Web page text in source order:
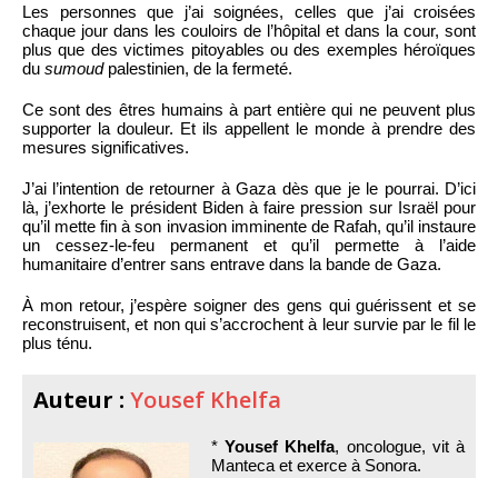
Les personnes que j’ai soignées, celles que j’ai croisées
chaque jour dans les couloirs de l’hôpital et dans la cour, sont
plus que des victimes pitoyables ou des exemples héroïques
du sumoudpalestinien, de la fermeté.
Ce sont des êtres humains à part entière qui ne peuvent plus
supporter la douleur. Et ils appellent le monde à prendre des
mesures significatives.
J’ai l’intention de retourner à Gaza dès que je le pourrai. D’ici
là, j’exhorte le président Biden à faire pression sur Israël pour
qu’il mette fin à son invasion imminente de Rafah, qu’il instaure
un cessez-le-feu permanent et qu’il permette à l’aide
humanitaire d’entrer sans entrave dans la bande de Gaza.
À mon retour, j’espère soigner des gens qui guérissent et se
reconstruisent, et non qui s’accrochent à leur survie par le fil le
plus ténu.
Auteur : Yousef Khelfa
*Yousef Khelfa, oncologue, vit à
Manteca et exerce à Sonora.